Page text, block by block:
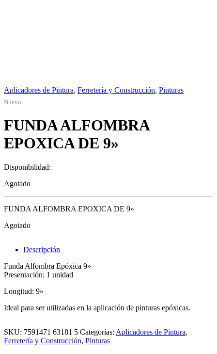
Aplicadores de Pintura, Ferretería y Construcción, Pinturas
Nuevo
FUNDA ALFOMBRA
EPOXICA DE 9»
Disponibilidad:
Agotado
FUNDA ALFOMBRA EPOXICA DE 9»
Agotado
Descripción
Funda Alfombra Epóxica 9»
Presentación: 1 unidad
Longitud: 9»
Ideal para ser utilizadas en la aplicación de pinturas epóxicas.
SKU: 7591471 63181 5 Categorías: Aplicadores de Pintura,
Ferretería y Construcción, Pinturas